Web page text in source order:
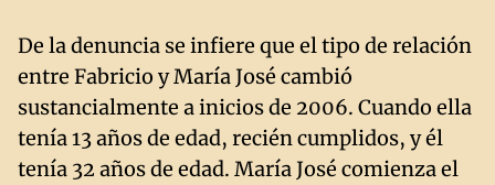
De la denuncia se infiere que el tipo de relación
entre Fabricio y María José cambió
sustancialmente a inicios de 2006. Cuando ella
tenía 13 años de edad, recién cumplidos, y él
tenía 32 años de edad. María José comienza el